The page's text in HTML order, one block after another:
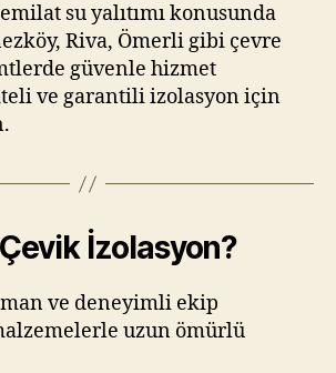
su yalıtımı konusunda
Riva, Ömerli gibi çevre
güvenle hizmet
ve garantili izolasyon için
İzolasyon?
ve deneyimli ekip
uzun ömürlü